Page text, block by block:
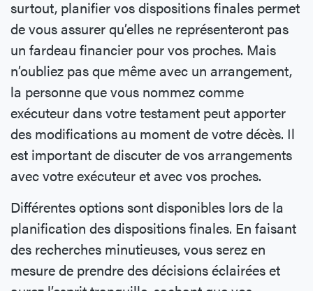
surtout, planifier vos dispositions finales permet
de vous assurer qu’elles ne représenteront pas
un fardeau financier pour vos proches. Mais
n’oubliez pas que même avec un arrangement,
la personne que vous nommez comme
exécuteur dans votre testament peut apporter
des modifications au moment de votre décès. Il
est important de discuter de vos arrangements
avec votre exécuteur et avec vos proches.
Différentes options sont disponibles lors de la
planification des dispositions finales. En faisant
des recherches minutieuses, vous serez en
mesure de prendre des décisions éclairées et